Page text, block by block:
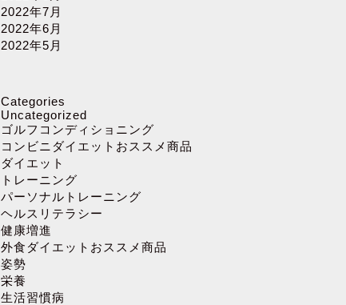
2022年7月
2022年6月
2022年5月
Categories
Uncategorized
ゴルフコンディショニング
コンビニダイエットおススメ商品
ダイエット
トレーニング
パーソナルトレーニング
ヘルスリテラシー
健康増進
外食ダイエットおススメ商品
姿勢
栄養
生活習慣病